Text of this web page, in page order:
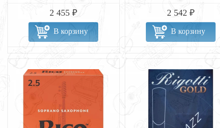
2 455 ₽
В корзину
2 542 ₽
В корзину